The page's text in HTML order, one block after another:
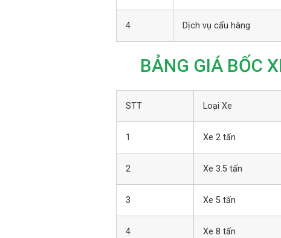
4 Dịch vụ cẩu hàng
BẢNG GIÁ BỐC
STT Loại Xe
1 Xe 2 tấn
2 Xe 3.5 tấn
3 Xe 5 tấn
4 Xe 8 tấn